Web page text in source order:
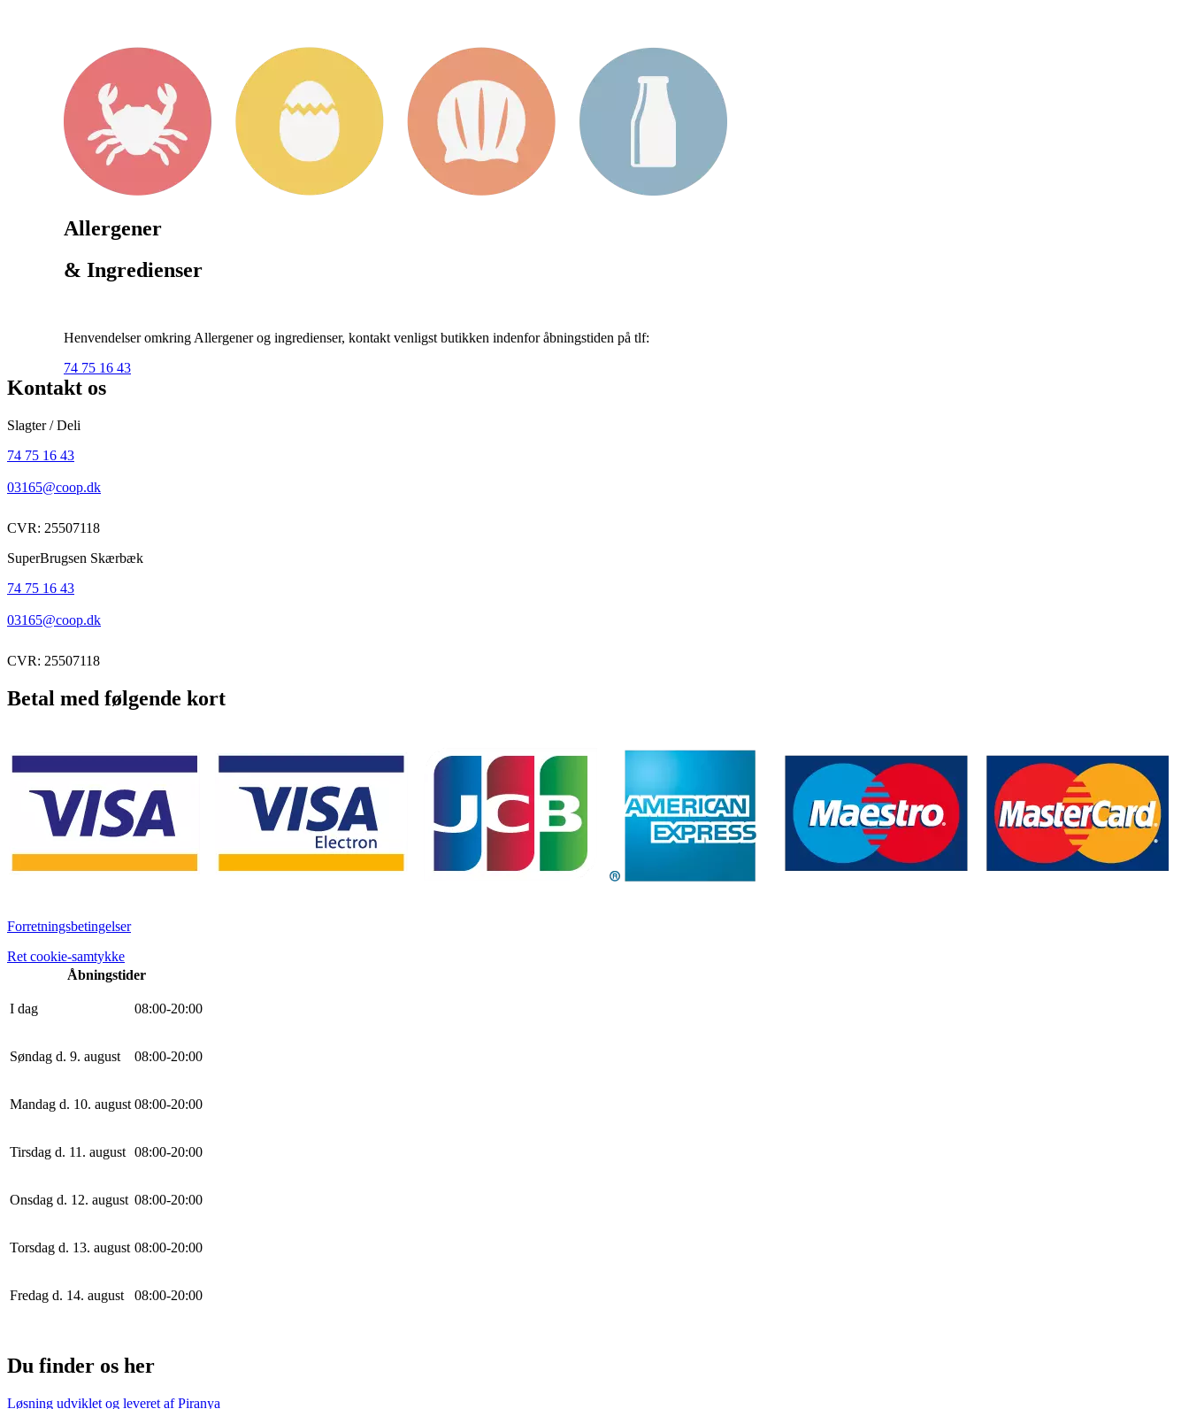
Allergener
& Ingredienser
Henvendelser omkring Allergener og ingredienser, kontakt venligst butikken indenfor åbningstiden på tlf:
74 75 16 43
Kontakt os
Slagter / Deli
74 75 16 43
03165@coop.dk
CVR: 25507118
SuperBrugsen Skærbæk
74 75 16 43
03165@coop.dk
CVR: 25507118
Betal med følgende kort
Forretningsbetingelser
Ret cookie-samtykke
Åbningstider
I dag 08:00-20:00
Søndag d. 9. august 08:00-20:00
Mandag d. 10. august 08:00-20:00
Tirsdag d. 11. august 08:00-20:00
Onsdag d. 12. august 08:00-20:00
Torsdag d. 13. august 08:00-20:00
Fredag d. 14. august 08:00-20:00
Du finder os her
Løsning udviklet og leveret afPiranya